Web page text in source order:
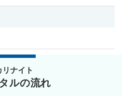
リナイト
ルの流れ